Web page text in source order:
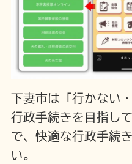
下妻市は「行かない
行政手続きを目指し
で、快適な行政手続
い。